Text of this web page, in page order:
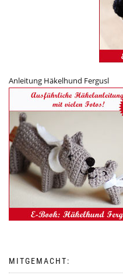
Anleitung Häkelhund Fergusl
MITGEMACHT: